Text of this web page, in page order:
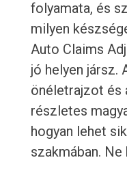
folyamata, és
milyen
Auto Claims
jó helyen jársz.
önéletrajzot és
részletes
hogyan lehet
szakmában. Ne